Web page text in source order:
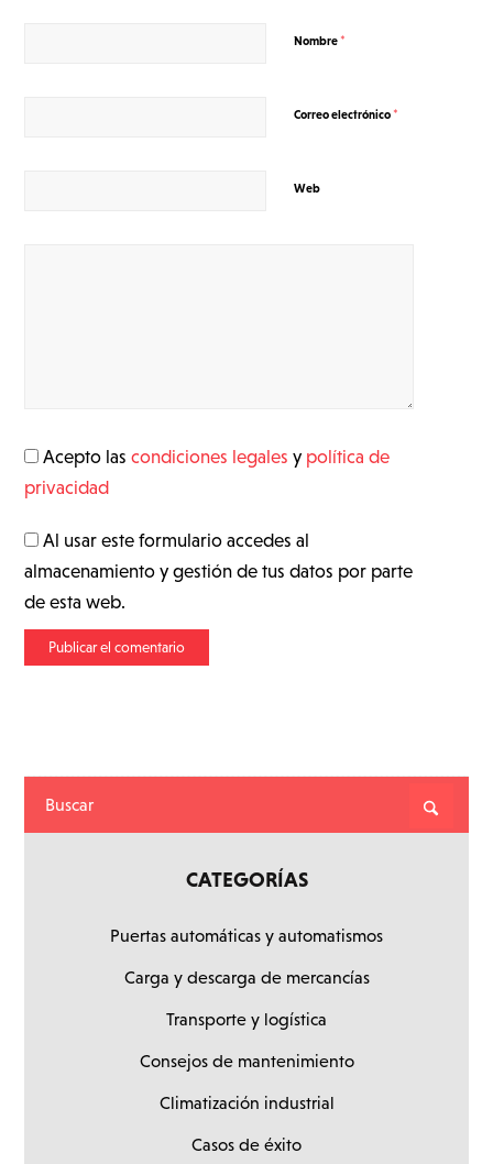
Nombre *
Correo electrónico *
Web
Acepto lascondiciones legales y política de
privacidad
Al usar este formulario accedes al
almacenamiento y gestión de tus datos por parte
de esta web.
CATEGORÍAS
Puertas automáticas y automatismos
Carga y descarga de mercancías
Transporte y logística
Consejos de mantenimiento
Climatización industrial
Casos de éxito